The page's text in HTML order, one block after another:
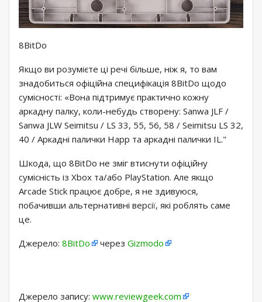
8BitDo
Якщо ви розумієте ці речі більше, ніж я, то вам
знадобиться офіційна специфікація 8BitDo щодо
сумісності: «Вона підтримує практично кожну
аркадну палку, коли-небудь створену: Sanwa JLF /
Sanwa JLW Seimitsu / LS 33, 55, 56, 58 / Seimitsu LS 32,
40 / Аркадні палички Happ та аркадні палички IL."
Шкода, що 8BitDo не зміг втиснути офіційну
сумісність із Xbox та/або PlayStation. Але якщо
Arcade Stick працює добре, я не здивуюся,
побачивши альтернативні версії, які роблять саме
це.
Джерело: 8BitDo через Gizmodo
Джерело запису: www.reviewgeek.com